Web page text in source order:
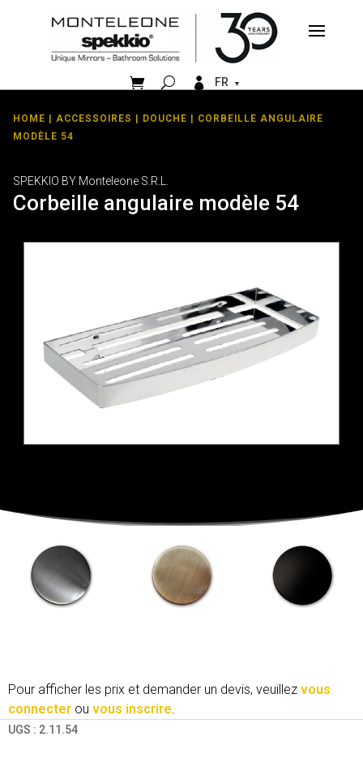
  FR
HOME | ACCESSOIRES | DOUCHE | CORBEILLE ANGULAIRE
MODÈLE 54
SPEKKIO BY Monteleone S.R.L.
Corbeille angulaire modèle 54
Pour afficher les prix et demander un devis, veuillez vous
connecter ou vous inscrire.
UGS : 2.11.54